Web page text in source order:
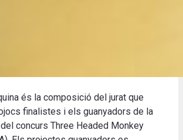
és la composició del jurat que
finalistes i els guanyadors de la
concurs Three Headed Monkey